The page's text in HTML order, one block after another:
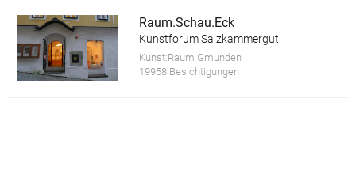
Raum.Schau.Eck
Kunstforum Salzkammergut
Kunst:Raum Gmunden
19958 Besichtigungen